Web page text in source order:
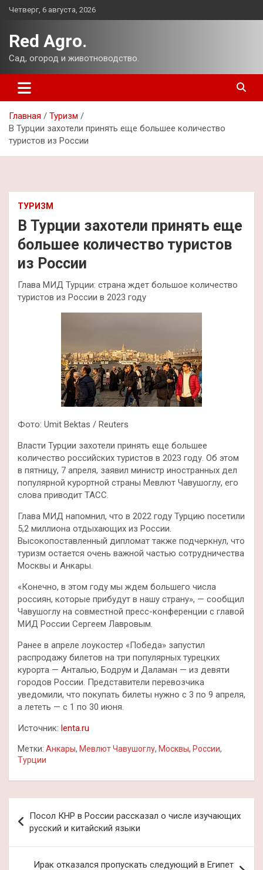
Перейти
Четверг, 6 августа, 2026
Red Agro.
Сад, огород и животноводство.
Главная
Туризм
В Турции захотели принять еще большее количество
туристов из России
ТУРИЗМ
В Турции захотели принять еще
большее количество туристов
из России
Глава МИД Турции: страна ждет большое количество
туристов из России в 2023 году
Фото: Umit Bektas / Reuters
Власти Турции захотели принять еще большее
количество российских туристов в 2023 году. Об этом
в пятницу, 7 апреля, заявил министр иностранных дел
популярной курортной страны Мевлют Чавушоглу, его
слова приводит ТАСС.
Глава МИД напомнил, что в 2022 году Турцию посетили
5,2 миллиона отдыхающих из России.
Высокопоставленный дипломат также подчеркнул, что
туризм остается очень важной частью сотрудничества
Москвы и Анкары.
«Конечно, в этом году мы ждем большего числа
россиян, которые прибудут в нашу страну», — сообщил
Чавушоглу на совместной пресс-конференции с главой
МИД России Сергеем Лавровым.
Ранее в апреле лоукостер «Победа» запустил
распродажу билетов на три популярных турецких
курорта — Анталью, Бодрум и Даламан — из девяти
городов России. Представители перевозчика
уведомили, что покупать билеты нужно с 3 по 9 апреля,
а лететь — с 1 по 30 июня.
Источник: lenta.ru
Метки: Анкары, Мевлют Чавушоглу, Москвы, России,
Турции
по
записям
Посол КНР в России рассказал о числе изучающих
русский и китайский языки
Ирак отказался пропускать следующий в Египет